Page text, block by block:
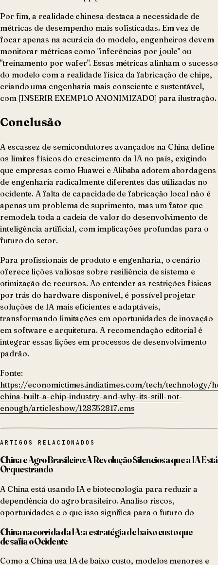
Por fim, a realidade chinesa destaca a necessidade de
métricas de desempenho mais sofisticadas. Em vez de
focar apenas na acurácia do modelo, engenheiros devem
monitorar métricas como "inferências por joule" ou
"treinamento por wafer". Essas métricas alinham o sucesso
do modelo com a realidade física da fabricação de chips,
criando uma engenharia mais consciente e sustentável,
com [INSERIR EXEMPLO ANONIMIZADO] para ilustração.
Conclusão
A escassez de semicondutores avançados na China define
os limites físicos do crescimento da IA no país, exigindo
que empresas como Huawei e Alibaba adotem abordagens
de engenharia radicalmente diferentes das utilizadas no
ocidente. A falta de capacidade de fabricação local não é
apenas um problema de suprimento, mas um fator que
remodela toda a cadeia de valor do desenvolvimento de
inteligência artificial, com implicações profundas para o
futuro do setor.
Para profissionais de produto e engenharia, o cenário
oferece lições valiosas sobre resiliência de sistema e
otimização de recursos. Ao entender as restrições físicas
por trás do hardware disponível, é possível projetar
soluções de IA mais eficientes e adaptáveis,
transformando limitações em oportunidades de inovação
em software e arquitetura. A recomendação editorial é
integrar essas lições em processos de desenvolvimento
padrão.
Fonte:
https://economictimes.indiatimes.com/tech/technology/
china-built-a-chip-industry-and-why-its-still-not-
enough/articleshow/128352817.cms
ARTIGOS RELACIONADOS
China e Agro Brasileiro: A Revolução Silenciosa que a IA Está
Orquestrando
A China está usando IA e biotecnologia para reduzir a
dependência do agro brasileiro. Analiso riscos,
oportunidades e o que isso significa para o futuro do
China na corrida da IA: a estratégia de baixo custo que
desafia o Ocidente
Como a China usa IA de baixo custo, modelos menores e